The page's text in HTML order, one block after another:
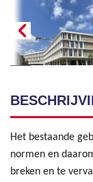
Het bestaande
normen en
breken en te